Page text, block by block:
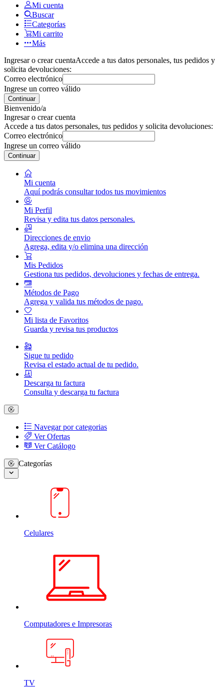
Mi cuenta
Buscar
Categorías
Mi carrito
Más
Ingresar o crear cuentaAccede a tus datos personales, tus pedidos y
solicita devoluciones:
Correo electrónico
Ingrese un correo válido
Continuar
Bienvenido/a
Ingresar o crear cuenta
Accede a tus datos personales, tus pedidos y solicita devoluciones:
Correo electrónico
Ingrese un correo válido
Continuar
Mi cuenta
Aquí podrás consultar todos tus movimientos
Mi Perfil
Revisa y edita tus datos personales.
Direcciones de envio
Agrega, edita y/o elimina una dirección
Mis Pedidos
Gestiona tus pedidos, devoluciones y fechas de entrega.
Métodos de Pago
Agrega y valida tus métodos de pago.
Mi lista de Favoritos
Guarda y revisa tus productos
Sigue tu pedido
Revisa el estado actual de tu pedido.
Descarga tu factura
Consulta y descarga tu factura
Navegar por categorias
Ver Ofertas
Ver Catálogo
Categorías
Celulares
Computadores e Impresoras
TV